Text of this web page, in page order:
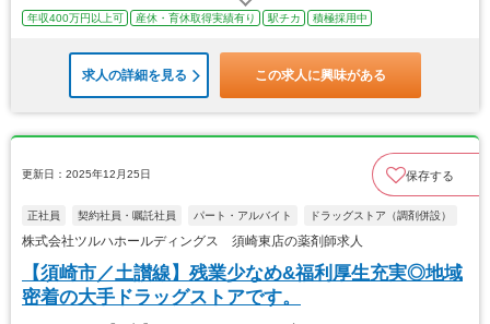
年収400万円以上可 産休・育休取得実績有り 駅チカ 積極採用中
求人の詳細を見る この求人に興味がある
更新日：2025年12月25日 保存する
正社員 契約社員・嘱託社員 パート・アルバイト ドラッグストア（調剤併設）
株式会社ツルハホールディングス 須崎東店の薬剤師求人
【須崎市／土讃線】残業少なめ&福利厚生充実◎地域
密着の大手ドラッグストアです。